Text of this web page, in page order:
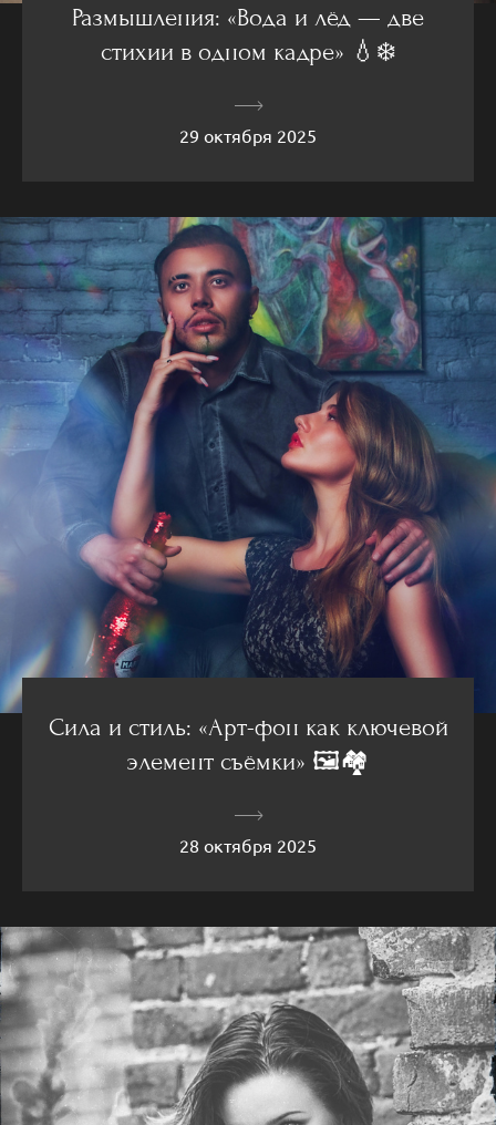
Размышления: «Вода и лёд — две
стихии в одном кадре» 💧❄️
29 октября 2025
Сила и стиль: «Арт-фон как ключевой
элемент съёмки» 🖼️🏘️
28 октября 2025